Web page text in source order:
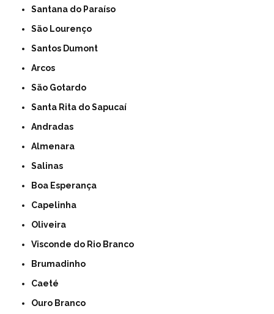
Santana do Paraíso
São Lourenço
Santos Dumont
Arcos
São Gotardo
Santa Rita do Sapucaí
Andradas
Almenara
Salinas
Boa Esperança
Capelinha
Oliveira
Visconde do Rio Branco
Brumadinho
Caeté
Ouro Branco